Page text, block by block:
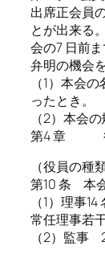
出席正会員
とが出来る
会の7 日前
弁明の機会
（1）本会
ったとき。
（2）本会
第4 章
（役員の種
第10 条 本
（1）理事
常任理事若干
（2）監事